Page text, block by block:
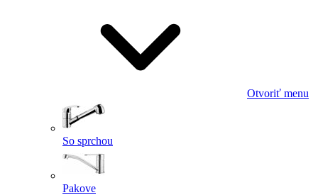
Otvoriť menu
So sprchou
Pakove